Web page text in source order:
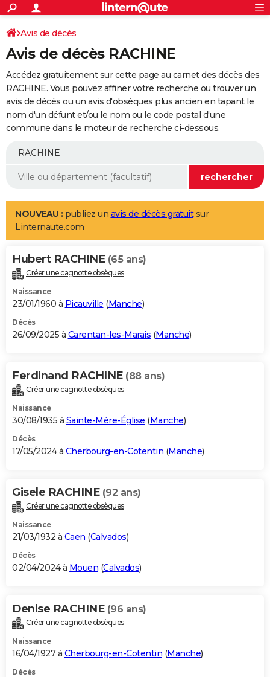
ACTUALITÉS
Politique
Société
Faits Divers
Education
Monde
Villes
+
SPORT
Coupe du monde 2026
Football
Tennis
Cyclisme
Rugby
Forum
Programme TV
TNT
Streaming
Cinéma
Sorties cinéma
Musique
+
FINANCE
Retraite
Epargne
Immobilier
Risques naturels par ville
Banque
Assurance
AUTO
Essais
Réserver un essai
Citadines
Berlines
SUV
Forum auto
+
Mobiles
Meilleur smartphone
Internet
Ordinateurs
Jeux vidéo
Guide high-tech
Aménagement intérieur
LIFESTYLE
Art de vivre
Bien-être
Loisirs
Mode
Modes de vie
Alimentation
Guide de la santé
Maladies
Médicaments
Sommeil
VOYAGE
Destinations
City break
Voyage nature
Voyage de noces
Forum
Climat
+PHOTO
GUIDES D'ACHAT
BONS PLANS
Carte de Noël
Carte Bonne année
Carte Saint-Valentin
Carte Pâques
Carte d'anniversaire
DICTIONNAIRE
Dictionnaire
Biographies
Citations
Expressions
Proverbes
PROGRAMME TV
S'inscrire
Se connecter
Lycées
Collèges
Primaires
Universités
Entreprises
Service militaire
Avis de recherche
AVIS DE DÉCÈS
Bricolage
Lifestyle
Culture
Sport
Auto
Television
Voyage
Cinema
Avis de décès
Avis de décès RACHINE
Accédez gratuitement sur cette page au carnet des décès des
RACHINE. Vous pouvez affiner votre recherche ou trouver un
avis de décès ou un avis d'obsèques plus ancien en tapant le
nom d'un défunt et/ou le nom ou le code postal d'une
commune dans le moteur de recherche ci-dessous.
NOUVEAU : publiez un avis de décès gratuitsur
Linternaute.com
Hubert RACHINE (65 ans)
Créer une cagnotte obsèques
Naissance
23/01/1960 à Picauville (Manche)
Décès
26/09/2025 à Carentan-les-Marais (Manche)
Ferdinand RACHINE (88 ans)
Créer une cagnotte obsèques
Naissance
30/08/1935 à Sainte-Mère-Église (Manche)
Décès
17/05/2024 à Cherbourg-en-Cotentin (Manche)
Gisele RACHINE (92 ans)
Créer une cagnotte obsèques
Naissance
21/03/1932 à Caen (Calvados)
Décès
02/04/2024 à Mouen (Calvados)
Denise RACHINE (96 ans)
Créer une cagnotte obsèques
Naissance
16/04/1927 à Cherbourg-en-Cotentin (Manche)
Décès